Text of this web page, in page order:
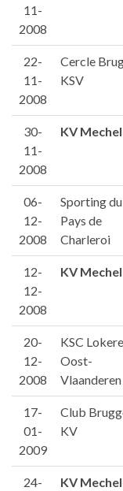
11-
2008
22-
11-
2008
Cercle
KSV
30-
11-
2008
KV
06-
12-
2008
Sporting du
Pays de
Charleroi
12-
12-
2008
KV
20-
12-
2008
KSC
Oost-
Vlaanderen
17-
01-
2009
Club
KV
24-
KV